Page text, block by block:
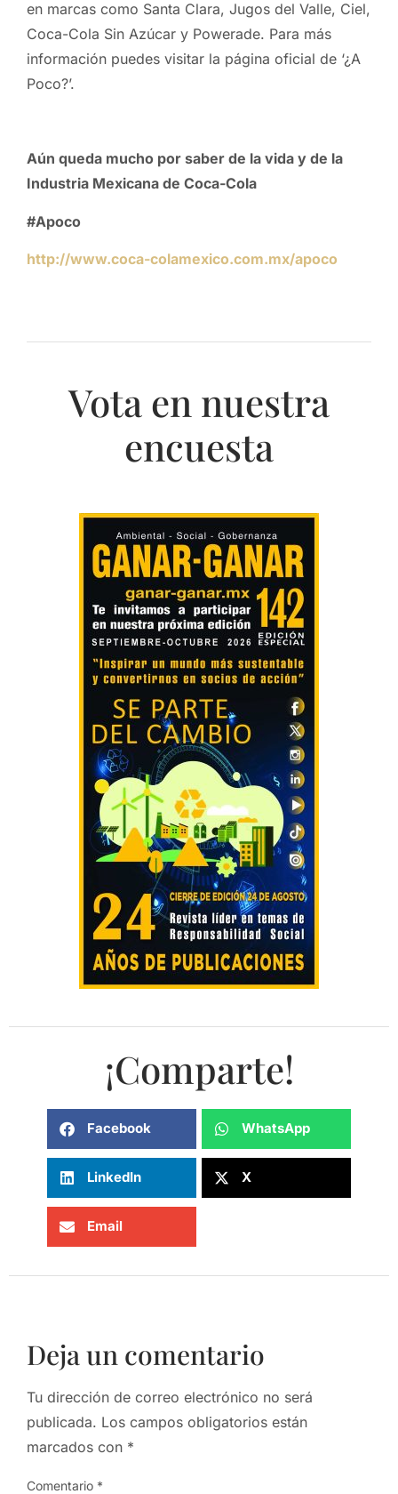
en marcas como Santa Clara, Jugos del Valle, Ciel,
Coca-Cola Sin Azúcar y Powerade. Para más
información puedes visitar la página oficial de ‘¿A
Poco?’.
Aún queda mucho por saber de la vida y de la
Industria Mexicana de Coca-Cola
#Apoco
http://www.coca-colamexico.com.mx/apoco
Vota en nuestra
encuesta
¡Comparte!
Facebook WhatsApp
LinkedIn X
Email
Deja un comentario
Tu dirección de correo electrónico no será
publicada. Los campos obligatorios están
marcados con *
Comentario *